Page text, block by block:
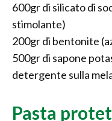
600gr di silicato di
stimolante)
200gr di bentonite
500gr di sapone
detergente sulla
Pasta